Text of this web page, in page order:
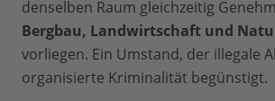
denselben Raum gleichzeitig
Bergbau, Landwirtschaft und
vorliegen. Ein Umstand, der illegale
organisierte Kriminalität begünstigt.